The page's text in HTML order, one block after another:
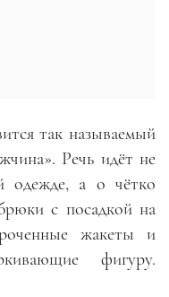
так называемый
Речь идёт не
одежде, а о чётко
с посадкой на
жакеты и
фигуру.